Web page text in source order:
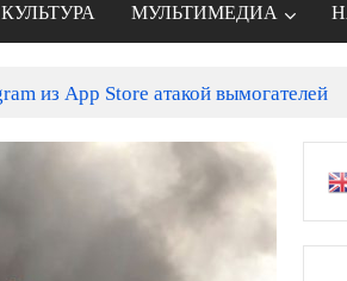
КУЛЬТУРА МУЛЬТИМЕДИА
из App Store атакой вымогателей